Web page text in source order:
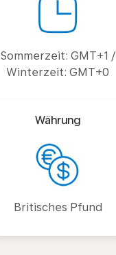
Sommerzeit: GMT+1 /
Winterzeit: GMT+0
Währung
Britisches Pfund